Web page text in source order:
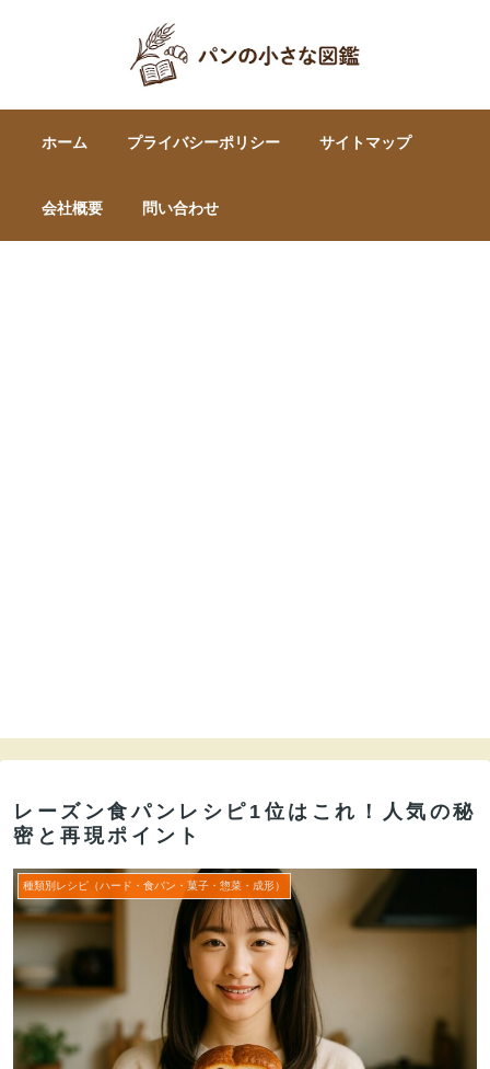
ホーム プライバシーポリシー サイトマップ
会社概要 問い合わせ
レーズン食パンレシピ1位はこれ！人気の秘
密と再現ポイント
種類別レシピ（ハード・食パン・菓子・惣菜・成形）